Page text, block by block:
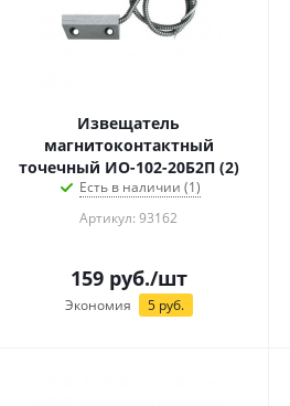
Извещатель
магнитоконтактный
точечный ИО-102-20Б2П (2)
Есть в наличии (1)
Артикул: 93162
159руб./шт
Экономия 5руб.